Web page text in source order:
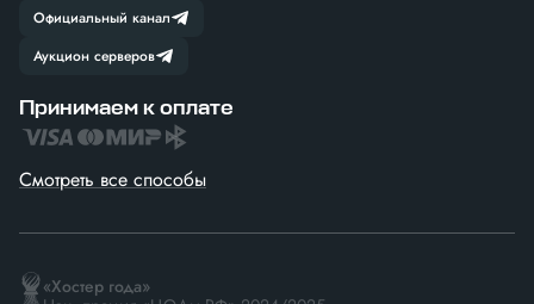
Официальный канал
Аукцион серверов
Принимаем к оплате
Смотреть все способы
«Хостер года»